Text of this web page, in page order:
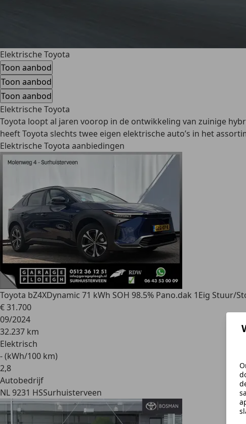
Elektrische Toyota
Toon aanbod
Toon aanbod
Toon aanbod
Elektrische Toyota
Toyota loopt al jaren voorop in de ontwikkeling van zuinige
heeft Toyota slechts twee eigen elektrische auto’s in het
Elektrische Toyota aanbiedingen
Toyota bZ4XDynamic 71 kWh SOH 98.5% Pano.dak 1Eig Stuur/
€ 31.700
09/2024
32.237 km
Elektrisch
- (kWh/100 km)
2,8
Autobedrijf
NL 9231 HSSurhuisterveen